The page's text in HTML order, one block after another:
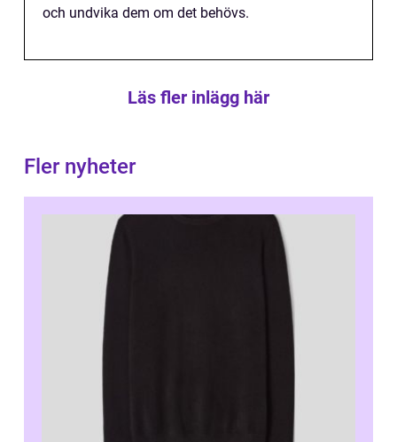
och undvika dem om det behövs.
Läs fler inlägg här
Fler nyheter